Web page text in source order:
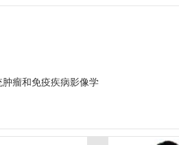
瘤和免疫疾病影像学